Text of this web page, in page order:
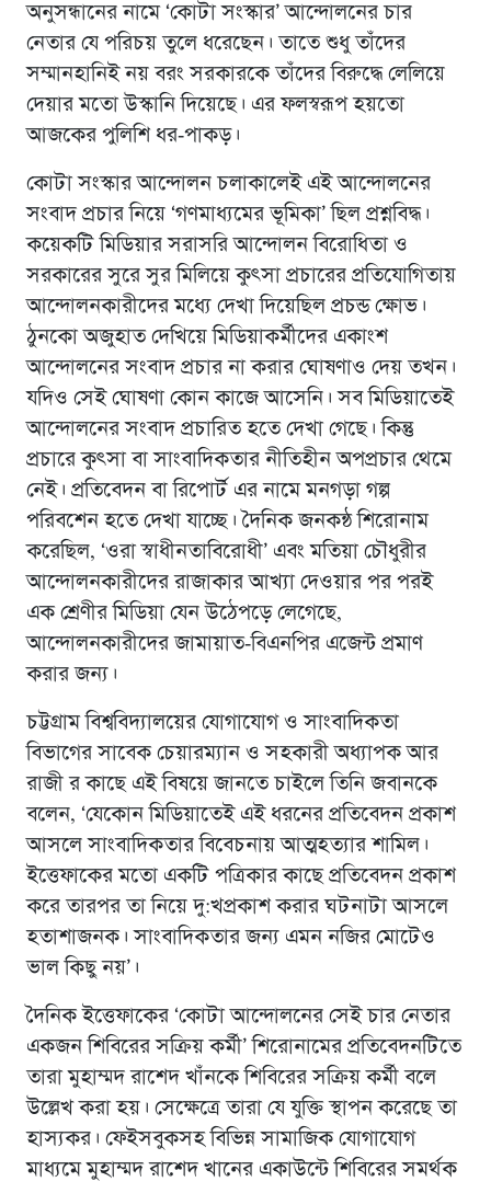
অনুসন্ধানের নামে ‘কোটা সংস্কার’ আন্দোলনের চার
নেতার যে পরিচয় তুলে ধরেছেন। তাতে শুধু তাঁদের
সম্মানহানিই নয় বরং সরকারকে তাঁদের বিরুদ্ধে লেলিয়ে
দেয়ার মতো উস্কানি দিয়েছে। এর ফলস্বরূপ হয়তো
আজকের পুলিশি ধর-পাকড়।
কোটা সংস্কার আন্দোলন চলাকালেই এই আন্দোলনের
সংবাদ প্রচার নিয়ে ‘গণমাধ্যমের ভূমিকা’ ছিল প্রশ্নবিদ্ধ।
কয়েকটি মিডিয়ার সরাসরি আন্দোলন বিরোধিতা ও
সরকারের সুরে সুর মিলিয়ে কুৎসা প্রচারের প্রতিযোগিতায়
আন্দোলনকারীদের মধ্যে দেখা দিয়েছিল প্রচন্ড ক্ষোভ।
ঠুনকো অজুহাত দেখিয়ে মিডিয়াকর্মীদের একাংশ
আন্দোলনের সংবাদ প্রচার না করার ঘোষণাও দেয় তখন।
যদিও সেই ঘোষণা কোন কাজে আসেনি। সব মিডিয়াতেই
আন্দোলনের সংবাদ প্রচারিত হতে দেখা গেছে। কিন্তু
প্রচারে কুৎসা বা সাংবাদিকতার নীতিহীন অপপ্রচার থেমে
নেই। প্রতিবেদন বা রিপোর্ট এর নামে মনগড়া গল্প
পরিবশেন হতে দেখা যাচ্ছে। দৈনিক জনকন্ঠ শিরোনাম
করেছিল, ‘ওরা স্বাধীনতাবিরোধী’ এবং মতিয়া চৌধুরীর
আন্দোলনকারীদের রাজাকার আখ্যা দেওয়ার পর পরই
এক শ্রেণীর মিডিয়া যেন উঠেপড়ে লেগেছে,
আন্দোলনকারীদের জামায়াত-বিএনপির এজেন্ট প্রমাণ
করার জন্য।
চট্টগ্রাম বিশ্ববিদ্যালয়ের যোগাযোগ ও সাংবাদিকতা
বিভাগের সাবেক চেয়ারম্যান ও সহকারী অধ্যাপক আর
রাজী র কাছে এই বিষয়ে জানতে চাইলে তিনি জবানকে
বলেন, ‘যেকোন মিডিয়াতেই এই ধরনের প্রতিবেদন প্রকাশ
আসলে সাংবাদিকতার বিবেচনায় আত্মহত্যার শামিল।
ইত্তেফাকের মতো একটি পত্রিকার কাছে প্রতিবেদন প্রকাশ
করে তারপর তা নিয়ে দু:খপ্রকাশ করার ঘটনাটা আসলে
হতাশাজনক। সাংবাদিকতার জন্য এমন নজির মোটেও
ভাল কিছু নয়’।
দৈনিক ইত্তেফাকের ‘কোটা আন্দোলনের সেই চার নেতার
একজন শিবিরের সক্রিয় কর্মী’ শিরোনামের প্রতিবেদনটিতে
তারা মুহাম্মদ রাশেদ খাঁনকে শিবিরের সক্রিয় কর্মী বলে
উল্লেখ করা হয়। সেক্ষেত্রে তারা যে যুক্তি স্থাপন করেছে তা
হাস্যকর। ফেইসবুকসহ বিভিন্ন সামাজিক যোগাযোগ
মাধ্যমে মুহাম্মদ রাশেদ খানের একাউন্টে শিবিরের সমর্থক